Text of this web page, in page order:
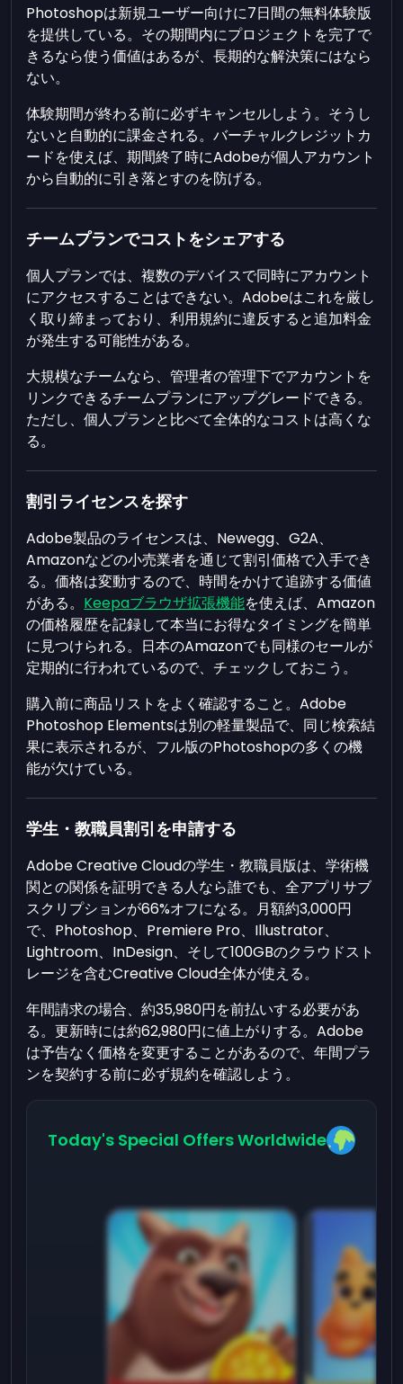
Photoshopは新規ユーザー向けに7日間の無料体験版
を提供している。その期間内にプロジェクトを完了で
きるなら使う価値はあるが、長期的な解決策にはなら
ない。
体験期間が終わる前に必ずキャンセルしよう。そうし
ないと自動的に課金される。バーチャルクレジットカ
ードを使えば、期間終了時にAdobeが個人アカウント
から自動的に引き落とすのを防げる。
チームプランでコストをシェアする
個人プランでは、複数のデバイスで同時にアカウント
にアクセスすることはできない。Adobeはこれを厳し
く取り締まっており、利用規約に違反すると追加料金
が発生する可能性がある。
大規模なチームなら、管理者の管理下でアカウントを
リンクできるチームプランにアップグレードできる。
ただし、個人プランと比べて全体的なコストは高くな
る。
割引ライセンスを探す
Adobe製品のライセンスは、Newegg、G2A、
Amazonなどの小売業者を通じて割引価格で入手でき
る。価格は変動するので、時間をかけて追跡する価値
がある。 Keepaブラウザ拡張機能を使えば、Amazon
の価格履歴を記録して本当にお得なタイミングを簡単
に見つけられる。日本のAmazonでも同様のセールが
定期的に行われているので、チェックしておこう。
購入前に商品リストをよく確認すること。Adobe
Photoshop Elementsは別の軽量製品で、同じ検索結
果に表示されるが、フル版のPhotoshopの多くの機
能が欠けている。
学生・教職員割引を申請する
Adobe Creative Cloudの学生・教職員版は、学術機
関との関係を証明できる人なら誰でも、全アプリサブ
スクリプションが66%オフになる。月額約3,000円
で、Photoshop、Premiere Pro、Illustrator、
Lightroom、InDesign、そして100GBのクラウドスト
レージを含むCreative Cloud全体が使える。
年間請求の場合、約35,980円を前払いする必要があ
る。更新時には約62,980円に値上がりする。Adobe
は予告なく価格を変更することがあるので、年間プラ
ンを契約する前に必ず規約を確認しよう。
Today's Special Offers Worldwide